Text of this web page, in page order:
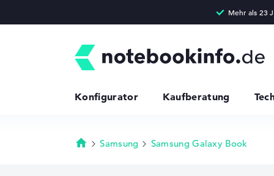
Konfigurator Kaufberatung
Startseite
Samsung Samsung Galaxy Book